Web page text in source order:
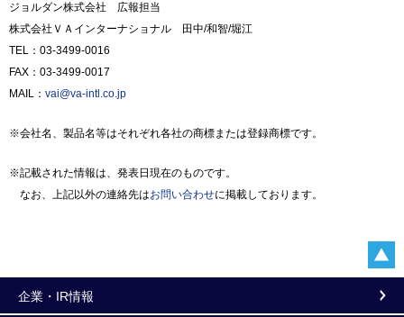
ジョルダン株式会社 広報担当
株式会社ＶＡインターナショナル 田中/和智/堀江
TEL：03-3499-0016
FAX：03-3499-0017
MAIL： vai@va-intl.co.jp
※会社名、製品名等はそれぞれ各社の商標または登録商標です。
※記載された情報は、発表日現在のものです。
なお、上記以外の連絡先はお問い合わせに掲載しております。
企業・IR情報